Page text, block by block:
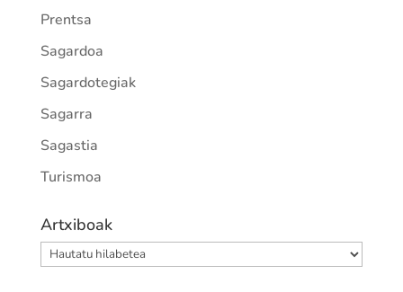
Prentsa
Sagardoa
Sagardotegiak
Sagarra
Sagastia
Turismoa
Artxiboak
Artxiboak